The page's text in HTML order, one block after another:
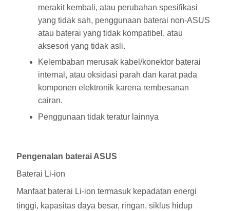
merakit kembali, atau perubahan spesifikasi
yang tidak sah, penggunaan baterai non-ASUS
atau baterai yang tidak kompatibel, atau
aksesori yang tidak asli.
Kelembaban merusak kabel/konektor baterai
internal, atau oksidasi parah dan karat pada
komponen elektronik karena rembesanan
cairan.
Penggunaan tidak teratur lainnya
Pengenalan baterai ASUS
Baterai Li-ion
Manfaat baterai Li-ion termasuk kepadatan energi
tinggi, kapasitas daya besar, ringan, siklus hidup